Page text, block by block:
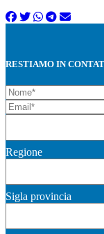
RESTIAMO IN
Regione
Sigla provincia